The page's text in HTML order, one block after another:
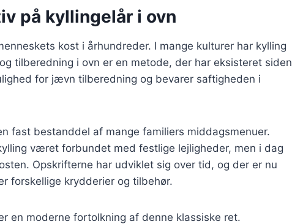
på kyllingelår i ovn
kost i århundreder. I mange kulturer har kylling
tilberedning i ovn er en metode, der har eksisteret siden
for jævn tilberedning og bevarer saftigheden i
fast bestanddel af mange familiers middagsmenuer.
været forbundet med festlige lejligheder, men i dag
Opskrifterne har udviklet sig over tid, og der er nu
forskellige krydderier og tilbehør.
en moderne fortolkning af denne klassiske ret.